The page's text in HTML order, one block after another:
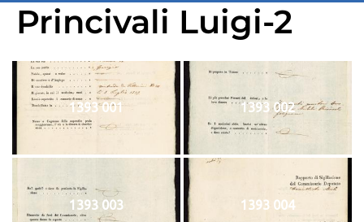
Princivali Luigi-2
1393 001 1393 002
1393 003 1393 004